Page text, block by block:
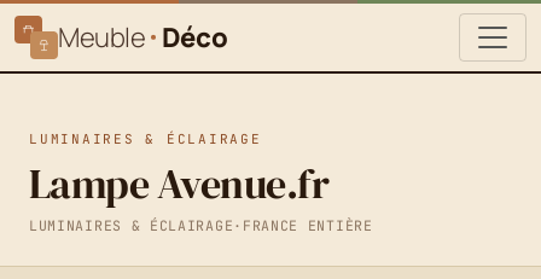
Meuble Déco
LUMINAIRES & ÉCLAIRAGE
Lampe Avenue.fr
LUMINAIRES & ÉCLAIRAGE · FRANCE ENTIÈRE